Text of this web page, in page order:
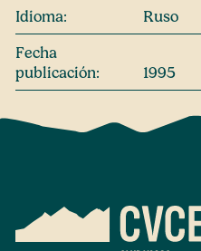
Idioma:
Ruso
Fecha
publicación:
1995